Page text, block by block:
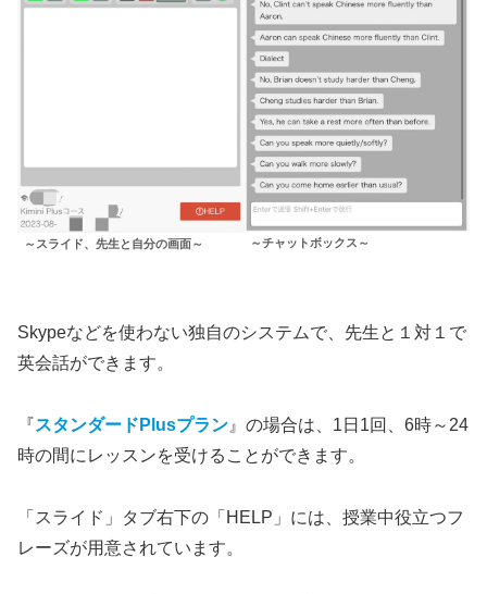
～スライド、先生と自分の画面～ ～チャットボックス～
Skypeなどを使わない独自のシステムで、先生と１対１で
英会話ができます。
『スタンダードPlusプラン 』の場合は、1日1回、6時～24
時の間にレッスンを受けることができます。
「スライド」タブ右下の「HELP」には、授業中役立つフ
レーズが用意されています。